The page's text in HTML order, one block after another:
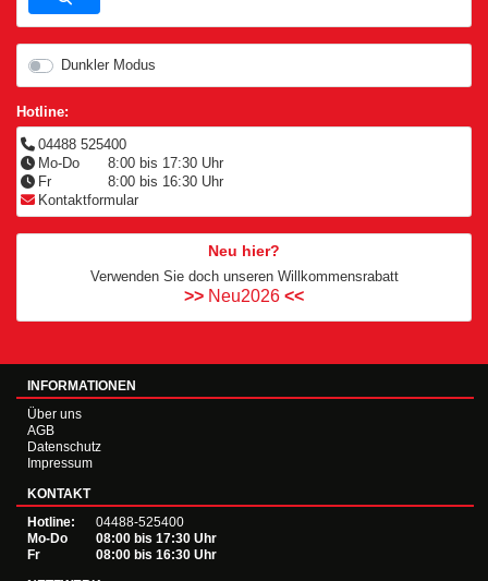
Dunkler Modus
Hotline:
04488 525400
Mo-Do
8:00 bis 17:30 Uhr
Fr
8:00 bis 16:30 Uhr
Kontaktformular
Neu hier?
Verwenden Sie doch unseren Willkommensrabatt
>> Neu2026 <<
INFORMATIONEN
Über uns
AGB
Datenschutz
Impressum
KONTAKT
Hotline:
04488-525400
Mo-Do
08:00 bis 17:30 Uhr
Fr
08:00 bis 16:30 Uhr